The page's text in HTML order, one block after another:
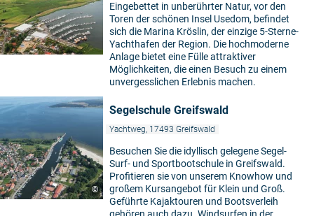
Eingebettet in unberührter Natur, vor den
Toren der schönen Insel Usedom, befindet
sich die Marina Kröslin, der einzige 5-Sterne-
Yachthafen der Region. Die hochmoderne
Anlage bietet eine Fülle attraktiver
Möglichkeiten, die einen Besuch zu einem
unvergesslichen Erlebnis machen.
©
Segelschule Greifswald
Yachtweg, 17493 Greifswald
Besuchen Sie die idyllisch gelegene Segel-
Surf- und Sportbootschule in Greifswald.
Profitieren sie von unserem Knowhow und
großem Kursangebot für Klein und Groß.
Geführte Kajaktouren und Bootsverleih